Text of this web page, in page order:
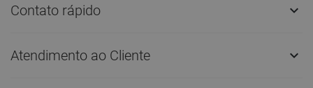
Contato rápido 
Atendimento ao Cliente 